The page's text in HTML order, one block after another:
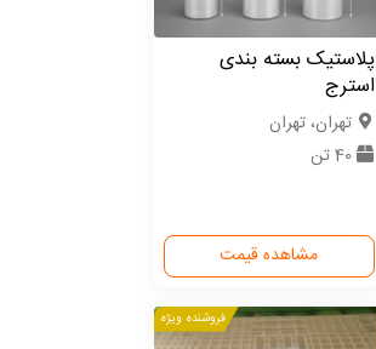
پلاستیک بسته بندی
استرج
تهران، تهران
40 تن
مشاهده قیمت
فروشنده ویژه